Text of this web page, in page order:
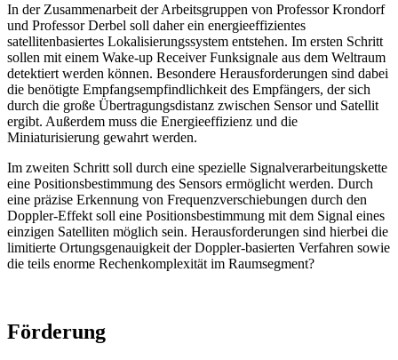
In der Zusammenarbeit der Arbeitsgruppen von Professor Krondorf
und Professor Derbel soll daher ein energieeffizientes
satellitenbasiertes Lokalisierungssystem entstehen. Im ersten Schritt
sollen mit einem Wake-up Receiver Funksignale aus dem Weltraum
detektiert werden können. Besondere Herausforderungen sind dabei
die benötigte Empfangsempfindlichkeit des Empfängers, der sich
durch die große Übertragungsdistanz zwischen Sensor und Satellit
ergibt. Außerdem muss die Energieeffizienz und die
Miniaturisierung gewahrt werden.
Im zweiten Schritt soll durch eine spezielle Signalverarbeitungskette
eine Positionsbestimmung des Sensors ermöglicht werden. Durch
eine präzise Erkennung von Frequenzverschiebungen durch den
Doppler-Effekt soll eine Positionsbestimmung mit dem Signal eines
einzigen Satelliten möglich sein. Herausforderungen sind hierbei die
limitierte Ortungsgenauigkeit der Doppler-basierten Verfahren sowie
die teils enorme Rechenkomplexität im Raumsegment?
Förderung